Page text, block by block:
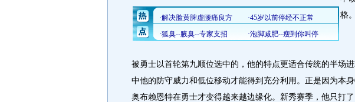
格
被勇士以首轮第九顺位选中的，他的特点更适合传统的半场
中他的防守威力和低位移动才能得到充分利用。正是因为本
奥布赖恩特在勇士才变得越来越边缘化。新秀赛季，他只打